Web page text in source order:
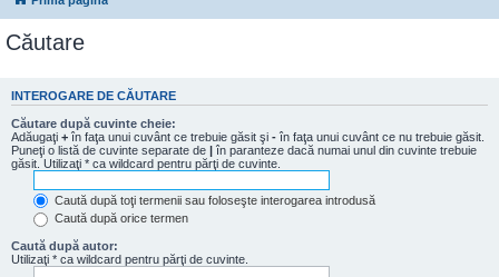
Căutare
INTEROGARE DE CĂUTARE
Căutare după cuvinte cheie:
Adăugaţi + în faţa unui cuvânt ce trebuie găsit şi - în faţa unui cuvânt ce nu trebuie găsit.
Puneţi o listă de cuvinte separate de | în paranteze dacă numai unul din cuvinte trebuie
găsit. Utilizaţi * ca wildcard pentru părţi de cuvinte.
Caută după toţi termenii sau foloseşte interogarea introdusă
Caută după orice termen
Caută după autor:
Utilizaţi * ca wildcard pentru părţi de cuvinte.